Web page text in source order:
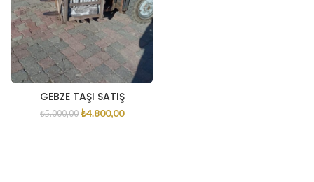
GEBZE TAŞI SATIŞ
₺5.000,00 ₺4.800,00